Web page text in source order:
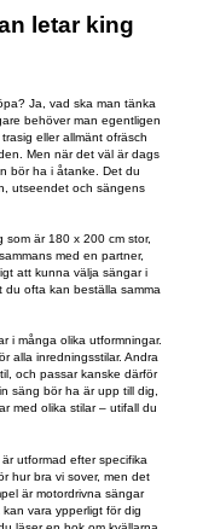
och ge dig en bättre
size säng på grund
för dig. Idag ska vi
om de bästa
man letar
ska man köpa? Ja, vad
tidigare behöver
inte är trasig eller
under tiden. Men när
som man bör ha i
är storleken, utseendet
en säng som är 180 x
bor tillsammans med
Det är vanligt att kunna